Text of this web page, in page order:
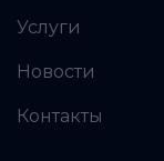
Услуги
Новости
Контакты